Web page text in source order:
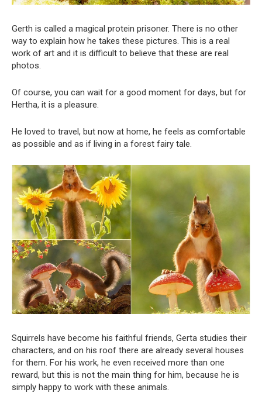
Gerth is called a magical protein prisoner. There is no other
way to explain how he takes these pictures. This is a real
work of art and it is difficult to believe that these are real
photos.
Of course, you can wait for a good moment for days, but for
Hertha, it is a pleasure.
He loved to travel, but now at home, he feels as comfortable
as possible and as if living in a forest fairy tale.
Squirrels have become his faithful friends, Gerta studies their
characters, and on his roof there are already several houses
for them. For his work, he even received more than one
reward, but this is not the main thing for him, because he is
simply happy to work with these animals.